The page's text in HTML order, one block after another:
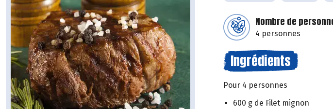
Nombre de
4 personnes
Ingrédients
Pour 4 personnes
600 g de Filet mignon